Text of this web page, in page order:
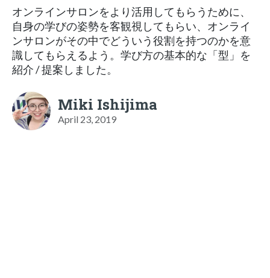
オンラインサロンをより活用してもらうために、
自身の学びの姿勢を客観視してもらい、オンライ
ンサロンがその中でどういう役割を持つのかを意
識してもらえるよう。学び方の基本的な「型」を
紹介 / 提案しました。
Miki Ishijima
April 23, 2019